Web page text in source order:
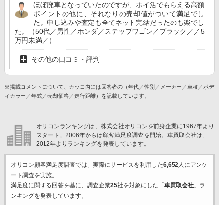
ほぼ廃車となっていたのですが、ポイ活でもらえる高額
ポイントの他に、それなりの売却値がついて満足でし
た。申し込みや査定も全てネット完結だったのも楽でし
た。（50代／男性／ホンダ／ステップワゴン／ブラック／／5
万円未満／）
その他の口コミ・評判
※掲載コメントについて、カッコ内には回答者の（年代／性別／メーカー／車種／ボデ
ィカラー／年式／売却価格／走行距離）を記載しています。
オリコンランキングは、株式会社オリコンを前身企業に1967年より
スタート。2006年からは顧客満足度調査を開始。車買取会社は、
2012年よりランキングを発表しています。
オリコン顧客満足度調査では、実際にサービスを利用した6,652人にアンケ
ート調査を実施。
満足度に関する回答を基に、調査企業25社を対象にした「車買取会社」ラ
ンキングを発表しています。